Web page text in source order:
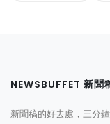
NEWSBUFFET 新聞
新聞稿的好去處，三分